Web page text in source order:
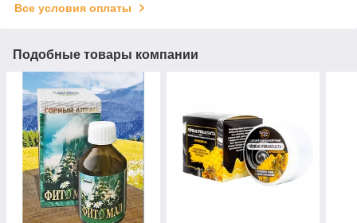
Все условия оплаты
Подобные товары компании